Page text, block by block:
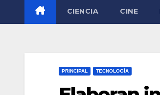
CIENCIA CINE
PRINCIPAL TECNOLOGÍA